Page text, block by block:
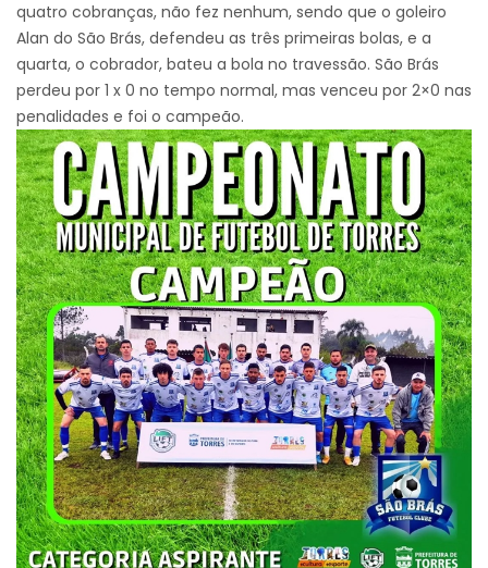
quatro cobranças, não fez nenhum, sendo que o goleiro
Alan do São Brás, defendeu as três primeiras bolas, e a
quarta, o cobrador, bateu a bola no travessão. São Brás
perdeu por 1 x 0 no tempo normal, mas venceu por 2×0 nas
penalidades e foi o campeão.